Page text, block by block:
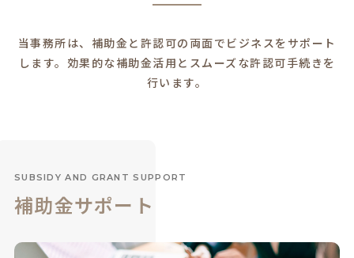
当事務所は、補助金と許認可の両面でビジネスをサポート
します。 効果的な補助金活用とスムーズな許認可手続きを
行います。
SUBSIDY AND GRANT SUPPORT
補助金サポート